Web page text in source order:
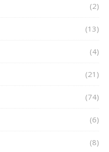
(2)
(13)
(4)
(21)
(74)
(6)
(8)